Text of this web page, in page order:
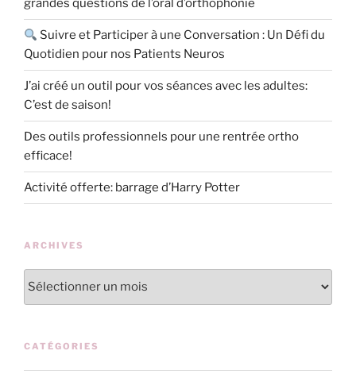
grandes questions de l’oral d’orthophonie
Suivre et Participer à une Conversation : Un Défi du
Quotidien pour nos Patients Neuros
J’ai créé un outil pour vos séances avec les adultes:
C’est de saison!
Des outils professionnels pour une rentrée ortho
efficace!
Activité offerte: barrage d’Harry Potter
ARCHIVES
Archives
CATÉGORIES